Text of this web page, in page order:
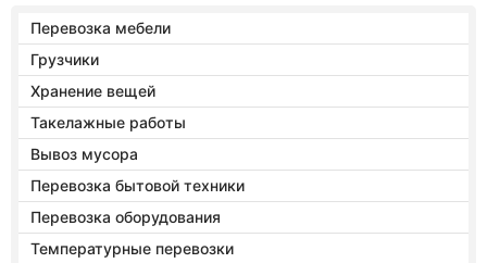
Перевозка мебели
Грузчики
Хранение вещей
Такелажные работы
Вывоз мусора
Перевозка бытовой техники
Перевозка оборудования
Температурные перевозки